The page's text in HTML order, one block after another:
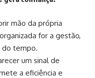
mão da própria
for a gestão,
do tempo.
um sinal de
a eficiência e